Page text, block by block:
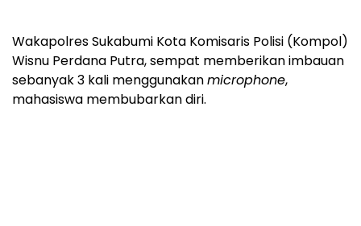
Wakapolres Sukabumi Kota Komisaris Polisi (Kompol)
Wisnu Perdana Putra, sempat memberikan imbauan
sebanyak 3 kali menggunakanmicrophone,
mahasiswa membubarkan diri.